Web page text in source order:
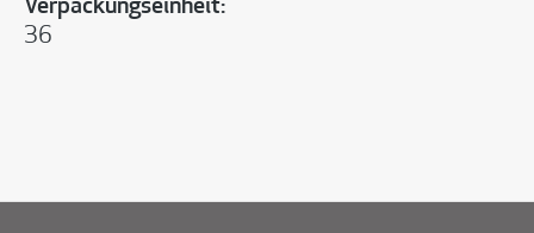
Verpackungseinheit:
36